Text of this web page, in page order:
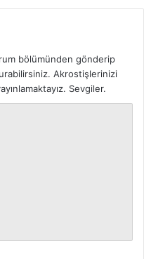
bölümünden gönderip
Akrostişlerinizi
Sevgiler.